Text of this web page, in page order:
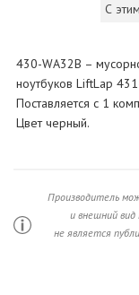
С
430-WA32B –
ноутбуков LiftLap
Поставляется с 1
Цвет черный.
Производитель
и внешний
не является